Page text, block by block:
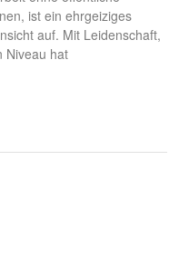
ist ein ehrgeiziges
auf. Mit Leidenschaft,
Niveau hat